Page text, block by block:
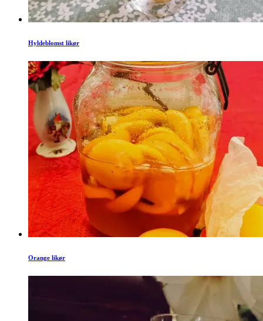
Hyldeblomst likør
Orange likør